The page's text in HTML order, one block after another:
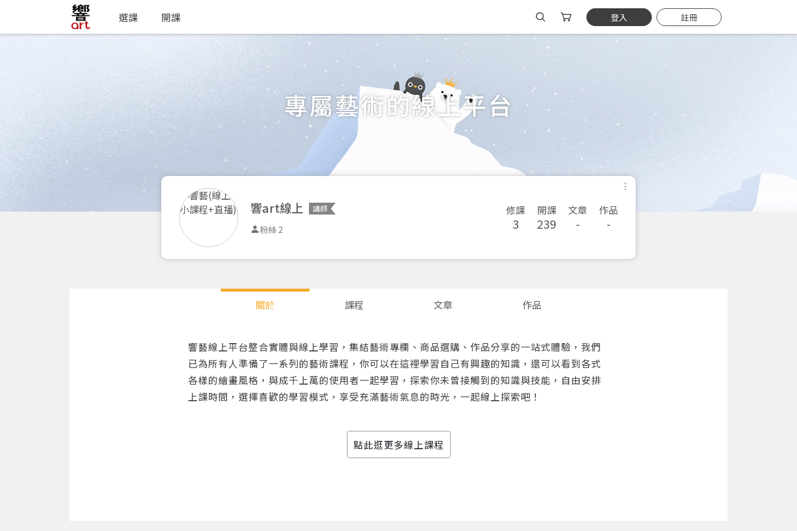
選課 開課 登入 註冊
您將收到一封Email，請依照信件中的指示重新登入。
系統偵測到您的帳號重複登入，
點擊下方「確定」將前一位使用者強制登出。
專屬藝術的線上平台
響art線上 講師
粉絲 2
修課
3
開課
239
文章
-
作品
-
關於 課程 文章 作品
響藝線上平台整合實體與線上學習，集結藝術專欄、商品選購、作品分享的一站式體驗，我們
已為所有人準備了一系列的藝術課程，你可以在這裡學習自己有興趣的知識，還可以看到各式
各樣的繪畫風格，與成千上萬的使用者一起學習，探索你未曾接觸到的知識與技能，自由安排
上課時間，選擇喜歡的學習模式，享受充滿藝術氣息的時光，一起線上探索吧！
點此逛更多線上課程